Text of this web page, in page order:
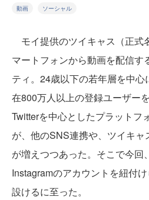
動画 ソーシャル
モイ提供のツイキャス（正式
マートフォンから動画を配信す
ティ。24歳以下の若年層を中
在800万人以上の登録ユーザー
Twitterを中心としたプラットフ
が、他のSNS連携や、ツイキ
が増えつつあった。そこで今回
Instagramのアカウントを紐付
設けるに至った。